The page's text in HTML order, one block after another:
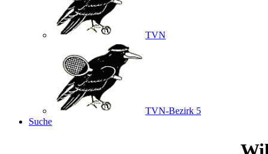
TVN
TVN-Bezirk 5
Suche